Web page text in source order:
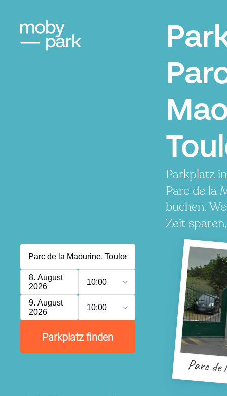
Parkplatz
Parc de la
buchen.
Zeit
8. August
2026
10:00
9. August
2026
10:00
Parkplatz finden
Parc